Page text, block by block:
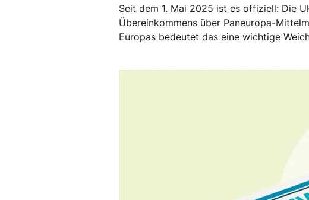
Seit dem 1. Mai 2025 ist es offiziell: Die
Übereinkommens über Paneuropa-
Europas bedeutet das eine wichtige